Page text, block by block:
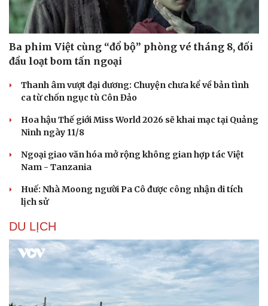
Ba phim Việt cùng “đổ bộ” phòng vé tháng 8, đối
đầu loạt bom tấn ngoại
Thanh âm vượt đại dương: Chuyện chưa kể về bản tình
ca từ chốn ngục tù Côn Đảo
Hoa hậu Thế giới Miss World 2026 sẽ khai mạc tại Quảng
Ninh ngày 11/8
Ngoại giao văn hóa mở rộng không gian hợp tác Việt
Nam - Tanzania
Huế: Nhà Moong người Pa Cô được công nhận di tích
lịch sử
DU LỊCH